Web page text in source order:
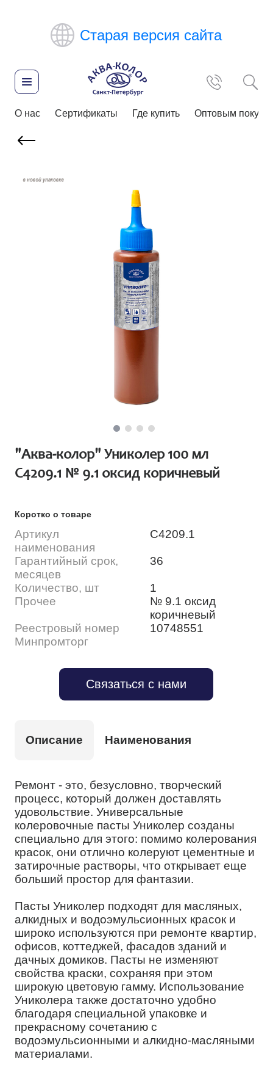
Старая версия сайта
О нас Сертификаты Где купить Оптовым
"Аква-колор" Униколер 100 мл
С4209.1 № 9.1 оксид коричневый
Коротко о товаре
Артикул
наименования
С4209.1
Гарантийный срок,
месяцев
36
Количество, шт
1
Прочее
№ 9.1 оксид
коричневый
Реестровый номер
Минпромторг
10748551
Связаться с нами
Описание Наименования
Ремонт - это, безусловно, творческий
процесс, который должен доставлять
удовольствие. Универсальные
колеровочные пасты Униколер созданы
специально для этого: помимо колерования
красок, они отлично колеруют цементные и
затирочные растворы, что открывает еще
больший простор для фантазии.
Пасты Униколер подходят для масляных,
алкидных и водоэмульсионных красок и
широко используются при ремонте квартир,
офисов, коттеджей, фасадов зданий и
дачных домиков. Пасты не изменяют
свойства краски, сохраняя при этом
широкую цветовую гамму. Использование
Униколера также достаточно удобно
благодаря специальной упаковке и
прекрасному сочетанию с
водоэмульсионными и алкидно-масляными
материалами.